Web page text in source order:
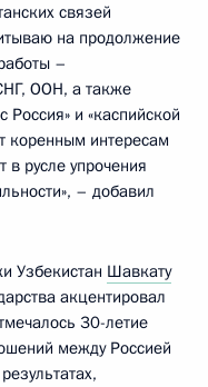
связей
на продолжение
–
ООН, а также
и «каспийской
коренным интересам
русле упрочения
– добавил
Узбекистан Шавкату
акцентировал
30-летие
между Россией